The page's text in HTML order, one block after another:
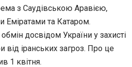
з Саудівською Аравією,
Еміратами та Катаром.
досвідом України у захисті
від іранських загроз. Про це
1 квітня.